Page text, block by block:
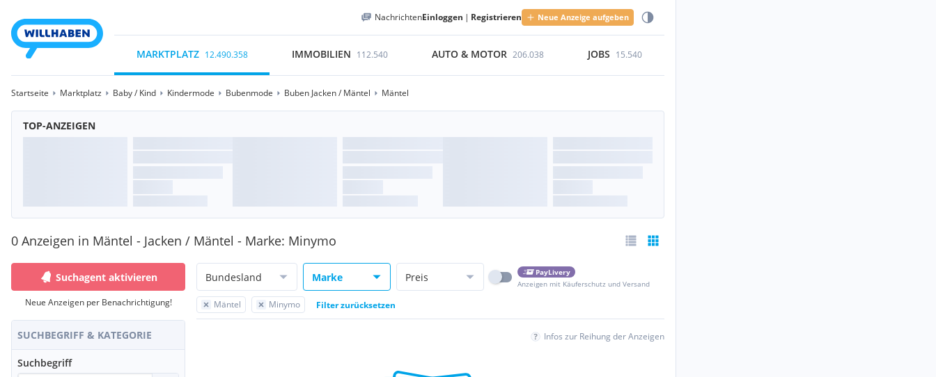
NachrichtenEinloggen | Registrieren Neue Anzeige aufgeben
MARKTPLATZ 12.490.358 IMMOBILIEN 112.540 AUTO & MOTOR 206.038 JOBS 15.540
Startseite Marktplatz Baby / Kind Kindermode Bubenmode Buben Jacken / Mäntel Mäntel
TOP-ANZEIGEN
0 Anzeigen in Mäntel - Jacken / Mäntel - Marke: Minymo
Suchagent aktivieren
Neue Anzeigen per Benachrichtigung!
SUCHBEGRIFF & KATEGORIE
Suchbegriff
Bundesland Marke Preis
PayLivery
Anzeigen mit Käuferschutz und Versand
Mäntel Minymo Filter zurücksetzen
Infos zur Reihung der Anzeigen